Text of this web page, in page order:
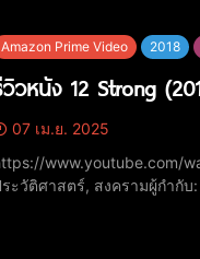
Amazon Prime Video 2018
วหนัง 12 Strong
07 เม.ย. 2025
www.youtube.com/watch?v=-Denciie5oA ชื่อภาพยนตร์: 12
ะวัติศาสตร์, สงคราม​ผู้กำกับ